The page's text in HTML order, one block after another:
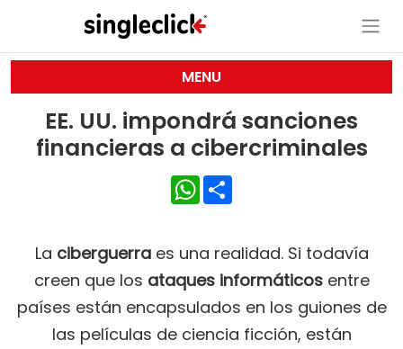
MENU
EE. UU. impondrá sanciones
financieras a cibercriminales
WhatsApp
La ciberguerraes una realidad. Si todavía
creen que los ataques informáticosentre
países están encapsulados en los guiones de
las películas de ciencia ficción, están